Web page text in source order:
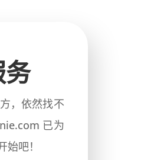
务
，依然找不
已为
吧！